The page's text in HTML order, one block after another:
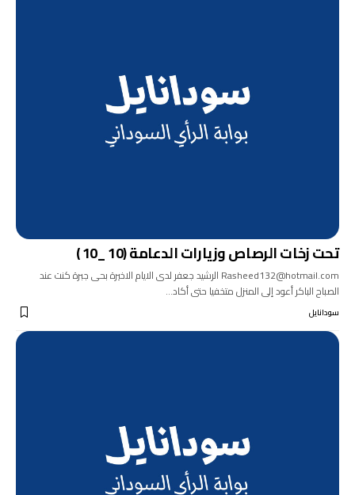
تحت زخات الرصاص وزيارات الدعامة (10 _10 )
Rasheed132@hotmail.com الرشيد جعفر لدى الايام الاخيرة بحى جبرة كنت عند
الصباح الباكر أعود إلى المنزل متخفيا حتى أكاد…
سودانايل